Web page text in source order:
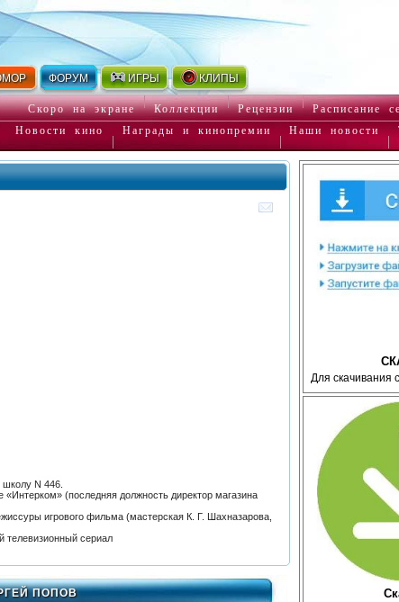
ФОРУМ ИГРЫ КЛИПЫ
Скоро на экране Коллекции Рецензии
Расписание
Новости кино
Награды и кинопремии Наши новости
Для скачивания
N 446.
(последняя должность директор магазина
игрового фильма (мастерская К. Г. Шахназарова,
телевизионный сериал
ПОПОВ